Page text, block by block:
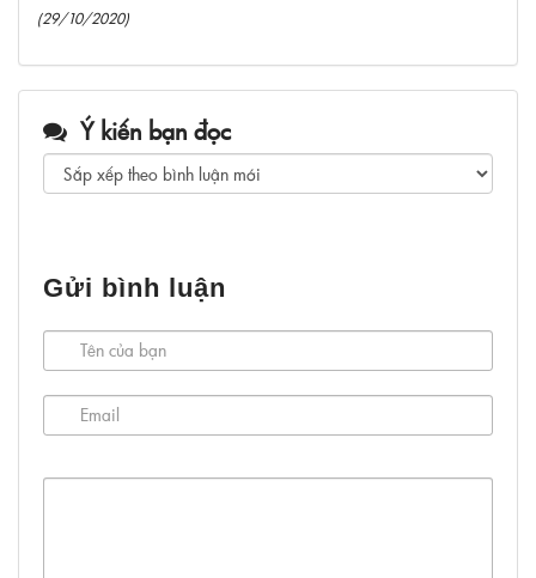
(29/10/2020)
Ý kiến bạn đọc
Gửi bình luận